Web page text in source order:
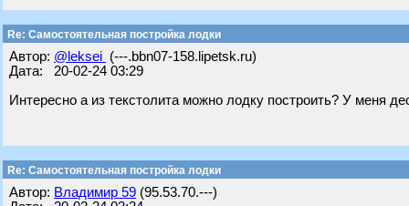
Re: Самостоятельная постройка лодки
Автор: @leksei (---.bbn07-158.lipetsk.ru)
Дата: 20-02-24 03:29
Интересно а из текстолита можно лодку построить? У меня
Re: Самостоятельная постройка лодки
Автор: Владимир 59 (95.53.70.---)